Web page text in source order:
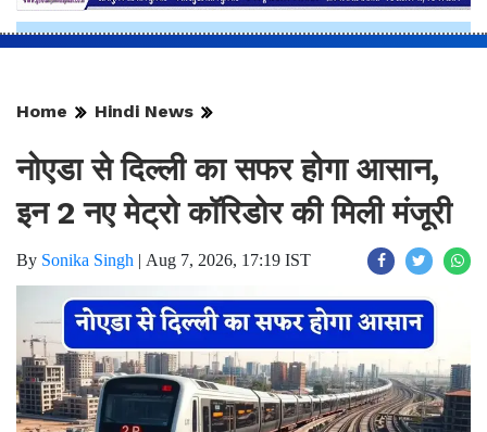
Home Hindi News
नोएडा से दिल्ली का सफर होगा आसान,
इन 2 नए मेट्रो कॉरिडोर की मिली मंजूरी
By Sonika Singh | Aug 7, 2026, 17:19 IST